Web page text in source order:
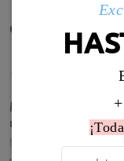
Comentarios de
Magnificas me
una maravilla
by